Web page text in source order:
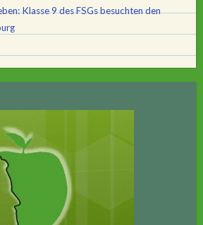
Klasse 9 des FSGs besuchten den